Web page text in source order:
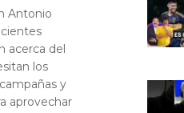
Antonio
acerca del
los
y
aprovechar